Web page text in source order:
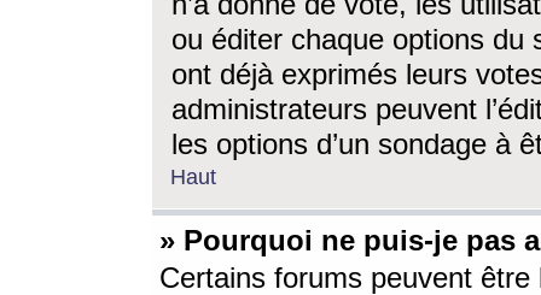
ou éditer chaque options du
ont déjà exprimés leurs
administrateurs peuvent
les options d’un sondage à
Haut
» Pourquoi ne puis-je pas
Certains forums peuvent être